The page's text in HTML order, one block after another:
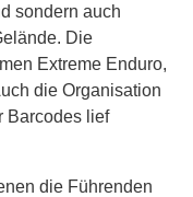
sondern auch
Die
Extreme Enduro,
die Organisation
Barcodes lief
die Führenden